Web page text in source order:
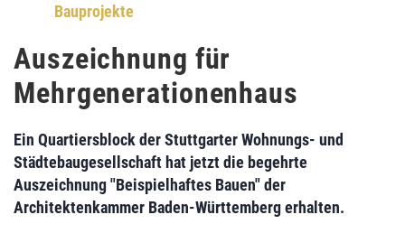
Bauprojekte
Auszeichnung für
Mehrgenerationenhaus
Ein Quartiersblock der Stuttgarter Wohnungs- und
Städtebaugesellschaft hat jetzt die begehrte
Auszeichnung "Beispielhaftes Bauen" der
Architektenkammer Baden-Württemberg erhalten.